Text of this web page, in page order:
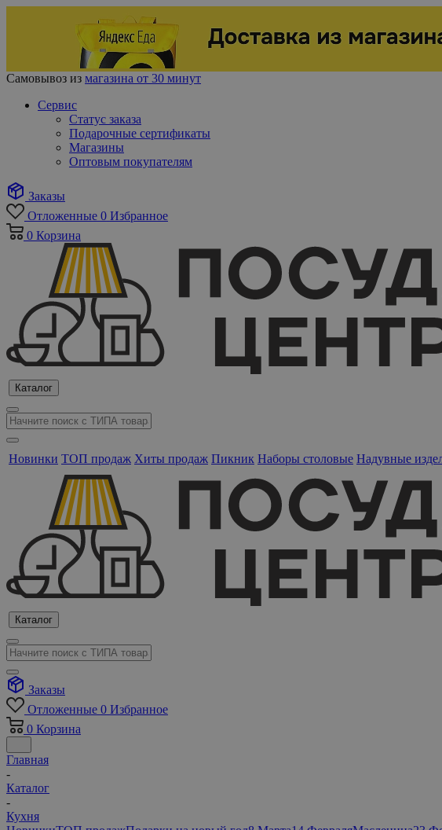
Самовывоз из магазина от 30 минут
Сервис
Статус заказа
Подарочные сертификаты
Магазины
Оптовым покупателям
Заказы
Отложенные 0 Избранное
0 Корзина
Каталог
Новинки ТОП продаж Хиты продаж Пикник Наборы столовые Надувные
Каталог
Заказы
Отложенные 0 Избранное
0 Корзина
Главная
-
Каталог
-
Кухня